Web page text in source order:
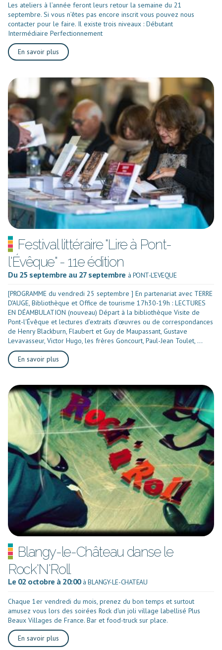
Les ateliers à l’année feront leurs retour la semaine du 21
septembre. Si vous n’êtes pas encore inscrit vous pouvez nous
contacter pour le faire. Il existe trois niveaux : Débutant
Intermédiaire Perfectionnement
En savoir plus
Festival littéraire "Lire à Pont-
l'Évêque" - 11e édition
Du 25 septembre au 27 septembre à PONT-L'EVEQUE
[PROGRAMME du vendredi 25 septembre ] En partenariat avec TERRE
D'AUGE, Bibliothèque et Office de tourisme 17h30-19h : LECTURES
EN DÉAMBULATION (nouveau) Départ à la bibliothèque Visite de
Pont-l'Évêque et lectures d’extraits d’œuvres ou de correspondances
de Henry Blackburn, Flaubert et Guy de Maupassant, Gustave
Levavasseur, Victor Hugo, les frères Goncourt, Paul-Jean Toulet, ...
En savoir plus
Blangy-le-Château danse le
Rock'N'Roll
Le 02 octobre à 20:00 à BLANGY-LE-CHATEAU
Chaque 1er vendredi du mois, prenez du bon temps et surtout
amusez vous lors des soirées Rock d'un joli village labellisé Plus
Beaux Villages de France. Bar et food-truck sur place.
En savoir plus